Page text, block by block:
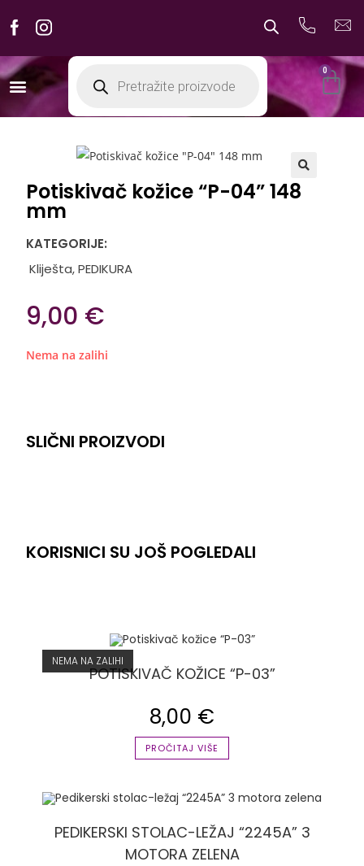
0
🔍
Potiskivač kožice “P-04” 148
mm
KATEGORIJE:
Kliješta,PEDIKURA
9,00 €
Nema na zalihi
SLIČNI PROIZVODI
KORISNICI SU JOŠ POGLEDALI
NEMA NA ZALIHI
POTISKIVAČ KOŽICE “P-03”
8,00 €
PROČITAJ VIŠE
PEDIKERSKI STOLAC-LEŽAJ “2245A” 3
MOTORA ZELENA